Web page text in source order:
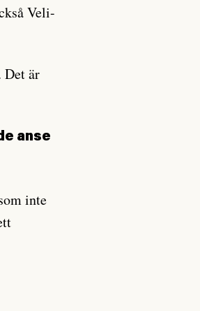
Veli-
Det är
anse
inte